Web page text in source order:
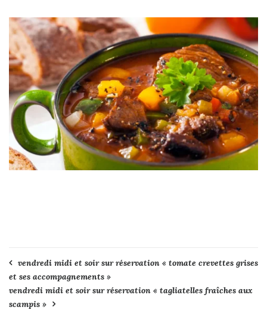
Navigation
de
l’article
vendredi midi et soir sur réservation « tomate crevettes grises
et ses accompagnements »
vendredi midi et soir sur réservation « tagliatelles fraîches aux
scampis »